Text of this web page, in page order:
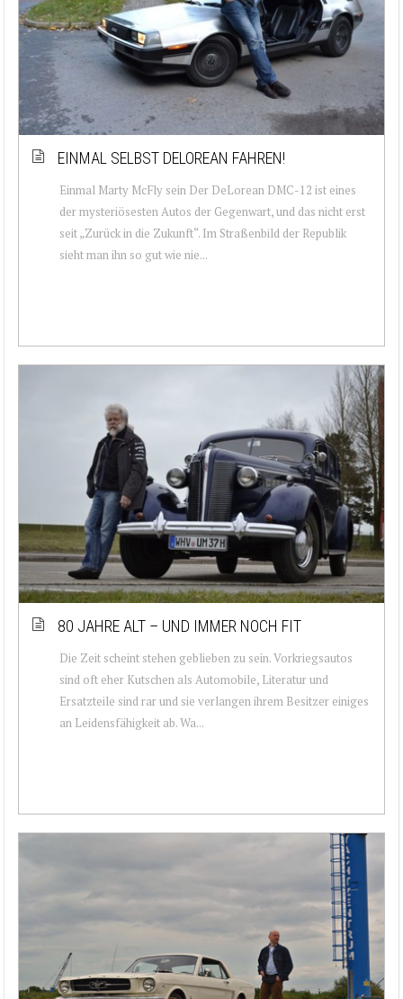
EINMAL SELBST DELOREAN FAHREN!
Einmal Marty McFly sein Der DeLorean DMC-12 ist eines
der mysteriösesten Autos der Gegenwart, und das nicht erst
seit „Zurück in die Zukunft“. Im Straßenbild der Republik
sieht man ihn so gut wie nie...
80 JAHRE ALT – UND IMMER NOCH FIT
Die Zeit scheint stehen geblieben zu sein. Vorkriegsautos
sind oft eher Kutschen als Automobile, Literatur und
Ersatzteile sind rar und sie verlangen ihrem Besitzer einiges
an Leidensfähigkeit ab. Wa...